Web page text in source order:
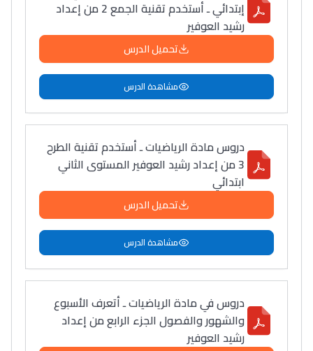
إبتدائي ـ أستخدم تقنية الجمع 2 من إعداد
رشيد العوفير
تحميل الدرس
مشاهدة الدرس
دروس مادة الرياضيات ـ أستخدم تقنية الطرح
3 من إعداد رشيد العوفير المستوى الثاني
ابتدائي
تحميل الدرس
مشاهدة الدرس
دروس في مادة الرياضيات ـ أتعرف الأسبوع
والشهور والفصول الجزء الرابع من إعداد
رشيد العوفير